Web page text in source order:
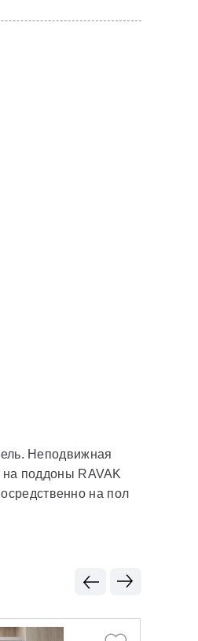
Неподвижная
на поддоны RAVAK
на пол